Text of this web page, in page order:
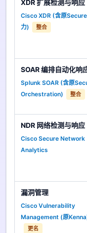
XDR 扩展检测与响应
Cisco XDR (含原
力)
整合
SOAR 编排自动化响
Splunk SOAR (含原
Orchestration)
整合
NDR 网络检测与响应
Cisco Secure Network
Analytics
漏洞管理
Cisco Vulnerability
Management (原
更名